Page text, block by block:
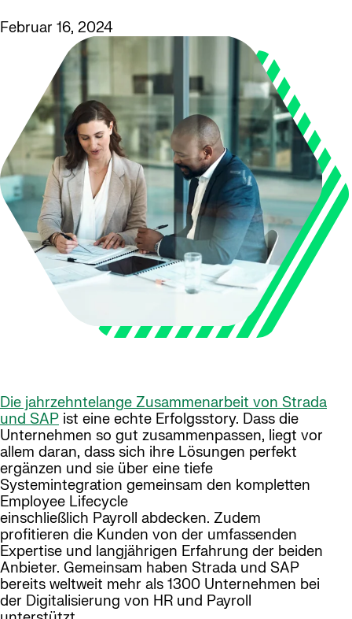
Februar 16, 2024
Die jahrzehntelange Zusammenarbeit von Strada
und SAP ist eine echte Erfolgsstory. Dass die
Unternehmen so gut zusammenpassen, liegt vor
allem daran, dass sich ihre Lösungen perfekt
ergänzen und sie über eine tiefe
Systemintegration gemeinsam den kompletten
Employee Lifecycle
einschließlich Payroll abdecken. Zudem
profitieren die Kunden von der umfassenden
Expertise und langjährigen Erfahrung der beiden
Anbieter. Gemeinsam haben Strada und SAP
bereits weltweit mehr als 1300 Unternehmen bei
der Digitalisierung von HR und Payroll